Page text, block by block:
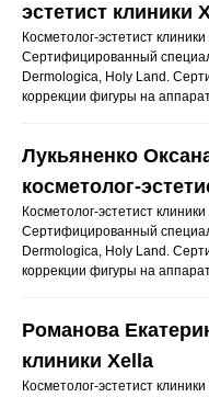
эстетист клиники
Косметолог-эстетист
Сертифицированный
Dermologica, Holy Land.
коррекции фигуры на
Лукьяненко
косметолог-
Косметолог-эстетист
Сертифицированный
Dermologica, Holy Land.
коррекции фигуры на
Романова
клиники Xella
Косметолог-эстетист